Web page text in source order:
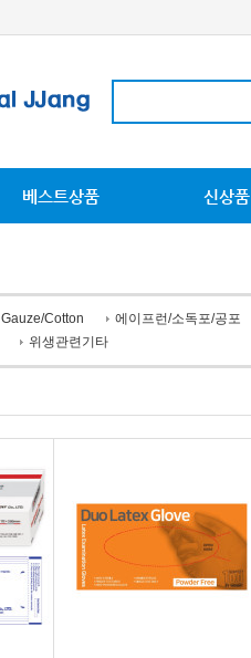
베스트상품 신상품
Gauze/Cotton 에이프런/소독포/공포
위생관련기타